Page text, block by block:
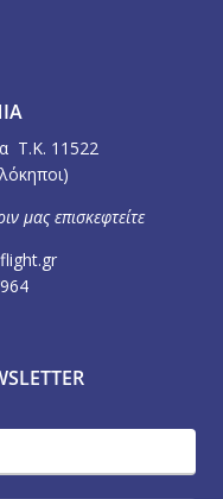
Τ.Κ. 11522
μας επισκεφτείτε